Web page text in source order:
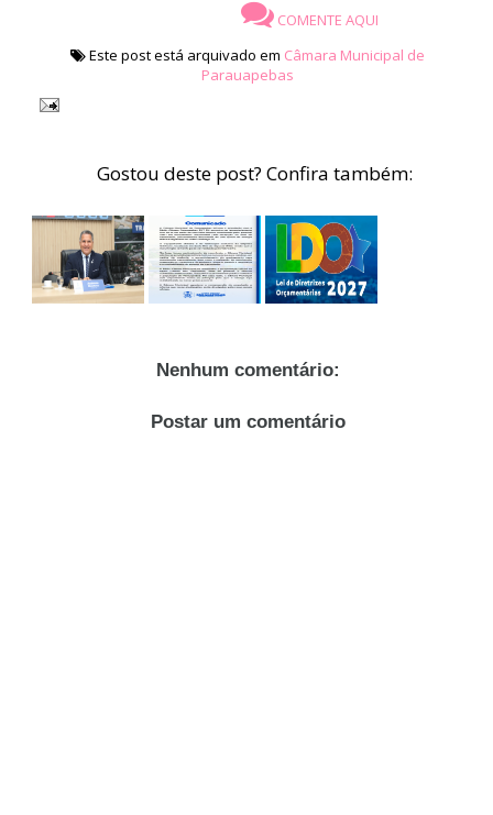
COMENTE AQUI
Este post está arquivado em Câmara Municipal de
Parauapebas
Gostou deste post? Confira também:
Nenhum comentário:
Postar um comentário